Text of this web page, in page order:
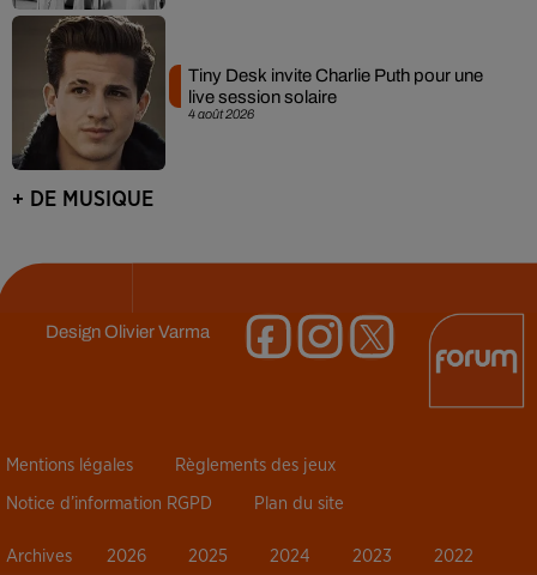
4 août 2026
Tiny Desk invite Charlie Puth pour une
live session solaire
+ DE MUSIQUE
DesignOlivier Varma
Mentions légales Règlements des jeux
Notice d’information RGPD Plan du site
Archives 2026 2025 2024 2023 2022